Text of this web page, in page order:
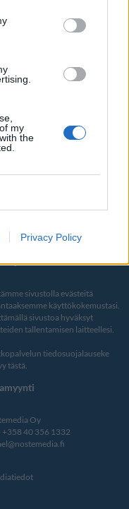
my
the
Privacy Policy
sivustolla evästeitä
käyttökokemustasi.
sivustoa hyväksyt
tallentamisen laitteellesi.
tiedosuojalauseke
tästä
Oy
+358 40 356 1332